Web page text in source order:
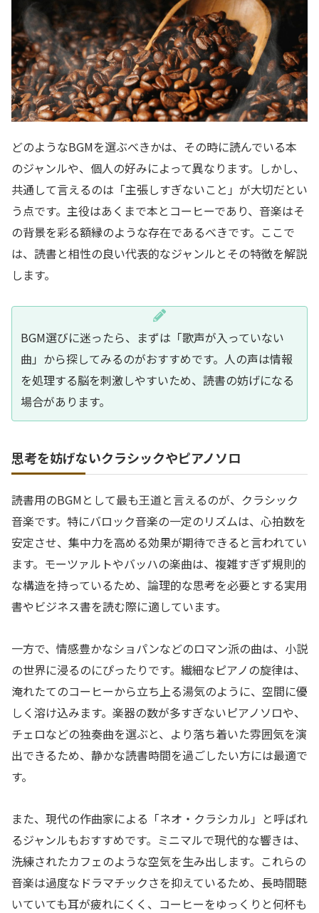
どのようなBGMを選ぶべきかは、その時に読んでいる本
のジャンルや、個人の好みによって異なります。しかし、
共通して言えるのは「主張しすぎないこと」が大切だとい
う点です。主役はあくまで本とコーヒーであり、音楽はそ
の背景を彩る額縁のような存在であるべきです。ここで
は、読書と相性の良い代表的なジャンルとその特徴を解説
します。
BGM選びに迷ったら、まずは「歌声が入っていない
曲」から探してみるのがおすすめです。人の声は情報
を処理する脳を刺激しやすいため、読書の妨げになる
場合があります。
思考を妨げないクラシックやピアノソロ
読書用のBGMとして最も王道と言えるのが、クラシック
音楽です。特にバロック音楽の一定のリズムは、心拍数を
安定させ、集中力を高める効果が期待できると言われてい
ます。モーツァルトやバッハの楽曲は、複雑すぎず規則的
な構造を持っているため、論理的な思考を必要とする実用
書やビジネス書を読む際に適しています。
一方で、情感豊かなショパンなどのロマン派の曲は、小説
の世界に浸るのにぴったりです。繊細なピアノの旋律は、
淹れたてのコーヒーから立ち上る湯気のように、空間に優
しく溶け込みます。楽器の数が多すぎないピアノソロや、
チェロなどの独奏曲を選ぶと、より落ち着いた雰囲気を演
出できるため、静かな読書時間を過ごしたい方には最適で
す。
また、現代の作曲家による「ネオ・クラシカル」と呼ばれ
るジャンルもおすすめです。ミニマルで現代的な響きは、
洗練されたカフェのような空気を生み出します。これらの
音楽は過度なドラマチックさを抑えているため、長時間聴
いていても耳が疲れにくく、コーヒーをゆっくりと何杯も